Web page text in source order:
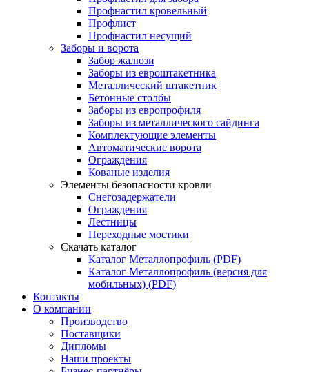
Профнастил кровельный
Профлист
Профнастил несущий
Заборы и ворота
Забор жалюзи
Заборы из евроштакетника
Металлический штакетник
Бетонные столбы
Заборы из европрофиля
Заборы из металлического сайдинга
Комплектующие элементы
Автоматические ворота
Ограждения
Кованые изделия
Элементы безопасности кровли
Снегозадержатели
Ограждения
Лестницы
Переходные мостики
Скачать каталог
Каталог Металлопрофиль (PDF)
Каталог Металлопрофиль (версия для
мобильных) (PDF)
Контакты
О компании
Производство
Поставщики
Дипломы
Наши проекты